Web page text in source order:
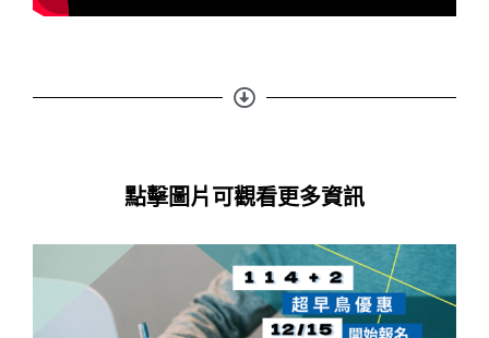
點擊圖片可觀看更多資訊